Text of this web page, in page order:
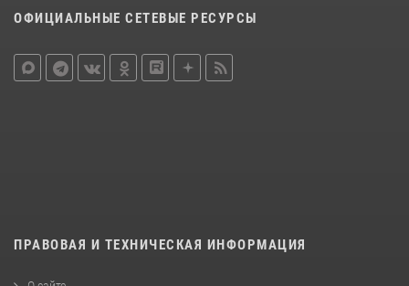
ОФИЦИАЛЬНЫЕ СЕТЕВЫЕ РЕСУРСЫ
ПРАВОВАЯ И ТЕХНИЧЕСКАЯ ИНФОРМАЦИЯ